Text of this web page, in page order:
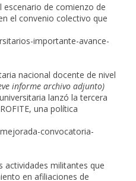
escenario de comienzo de
el convenio colectivo que
importante-avance-
nacional docente de nivel
informe archivo adjunto)
lanzó la tercera
una política
mejorada-convocatoria-
actividades militantes que
en afiliaciones de